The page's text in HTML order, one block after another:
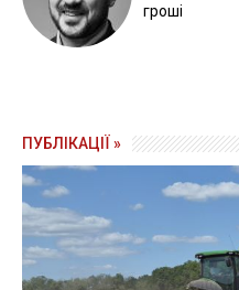
гроші
ПУБЛІКАЦІЇ »